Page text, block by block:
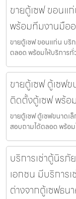
ขายตู้เซฟ ขอนแ
พร้อมทีมงานมือ
ขายตู้เซฟ ขอนแก่น บริ
ตลอด พร้อมให้บริการทั่
ขายตู้เซฟ ตู้เซฟ
ติดตั้งตู้เซฟ พร้อ
ขายตู้เซฟ ตู้เซฟขนาดเ
สอบถามได้ตลอด พร้อม
บริการเช่าตู้นิรภั
เอกชน มีบริการ
ต่างจากตู้เซฟธน